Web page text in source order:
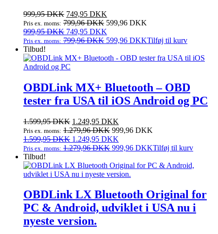
999,95DKK Den
oprindelige
pris
var:
749,95 DKK
aktuelle
er:
Pris ex. moms: 799,96DKK 599,96 DKK
999,95DKK Den
oprindelige
var:
999,95 DKK.
749,95 DKK
aktuelle
er:
Pris ex. moms: 799,96DKK 599,96 DKKTilføj til kurv
Tilbud!
OBDLink MX+ Bluetooth – OBD
tester fra USA til iOS Android og PC
1.599,95DKK Den
oprindelige
pris
var:
1.249,95 DKK
aktuelle
er:
Pris ex. moms: 1.279,96DKK 999,96 DKK
1.599,95DKK Den
oprindelige
var:
1.599,95 DKK.
1.249,95 DKK
aktuelle
er:
1.249,95 DKK.
Pris ex. moms: 1.279,96DKK 999,96 DKKTilføj til kurv
Tilbud!
OBDLink LX Bluetooth Original for
PC & Android, udviklet i USA nu i
nyeste version.